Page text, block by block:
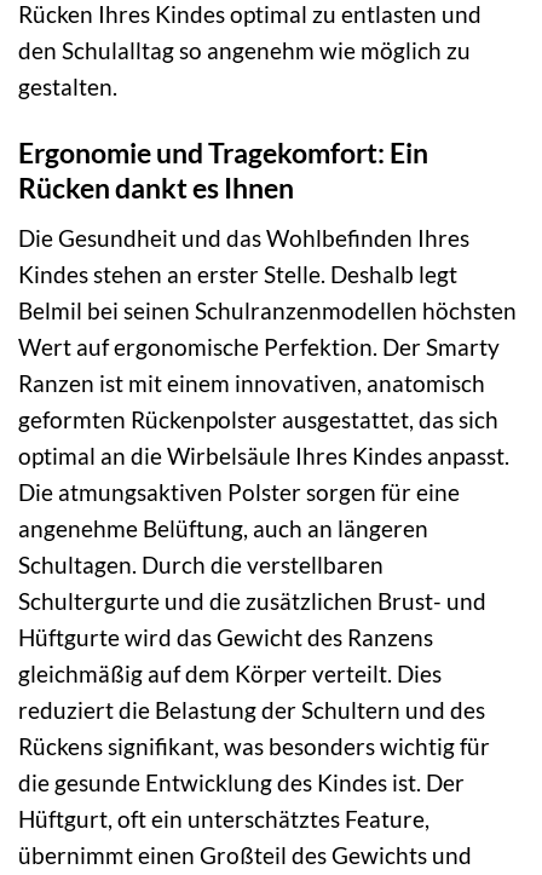
Rücken Ihres Kindes optimal zu entlasten und
den Schulalltag so angenehm wie möglich zu
gestalten.
Ergonomie und Tragekomfort: Ein
Rücken dankt es Ihnen
Die Gesundheit und das Wohlbefinden Ihres
Kindes stehen an erster Stelle. Deshalb legt
Belmil bei seinen Schulranzenmodellen höchsten
Wert auf ergonomische Perfektion. Der Smarty
Ranzen ist mit einem innovativen, anatomisch
geformten Rückenpolster ausgestattet, das sich
optimal an die Wirbelsäule Ihres Kindes anpasst.
Die atmungsaktiven Polster sorgen für eine
angenehme Belüftung, auch an längeren
Schultagen. Durch die verstellbaren
Schultergurte und die zusätzlichen Brust- und
Hüftgurte wird das Gewicht des Ranzens
gleichmäßig auf dem Körper verteilt. Dies
reduziert die Belastung der Schultern und des
Rückens signifikant, was besonders wichtig für
die gesunde Entwicklung des Kindes ist. Der
Hüftgurt, oft ein unterschätztes Feature,
übernimmt einen Großteil des Gewichts und